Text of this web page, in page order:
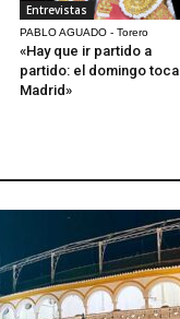
Entrevistas
PABLO AGUADO - Torero
«Hay que ir partido a
partido: el domingo toca
Madrid»